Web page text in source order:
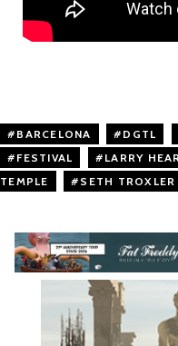
BARCELONA DGTL
FESTIVAL
LARRY
TEMPLE
SETH TROXLER